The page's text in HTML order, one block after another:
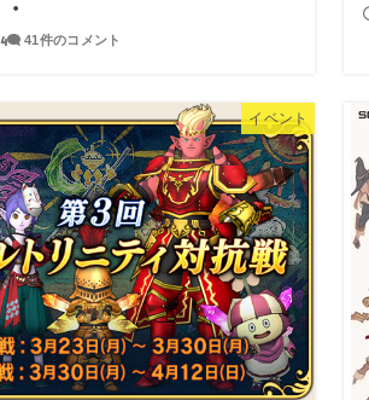
41件のコメント
イベント